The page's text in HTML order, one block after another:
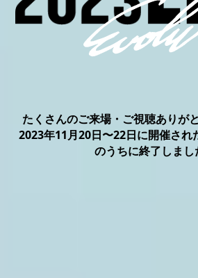
たくさんのご来場・ご視聴ありが
2023年11⽉20⽇〜22⽇に開催され
のうちに終了しまし